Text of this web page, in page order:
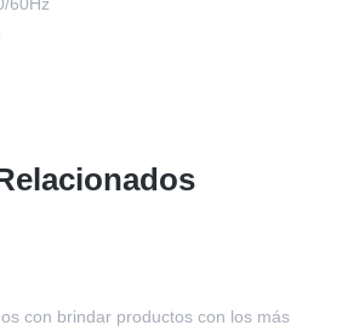
con brindar productos con los más